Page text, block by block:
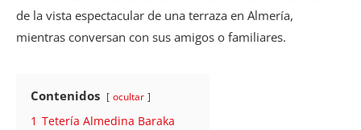
de la vista espectacular de una terraza en Almería,
mientras conversan con sus amigos o familiares.
Contenidos ocultar
1 Tetería Almedina Baraka